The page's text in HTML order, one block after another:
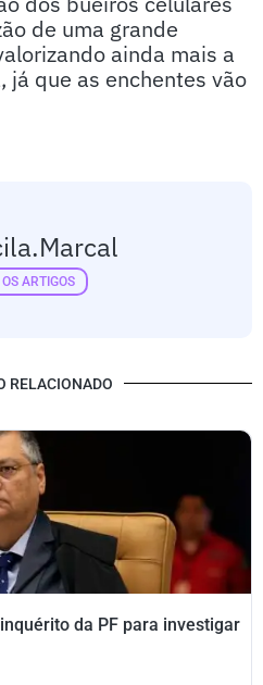
de uma grande
ainda mais a
já que as enchentes vão
ARTIGOS
RELACIONADO
da PF para investigar